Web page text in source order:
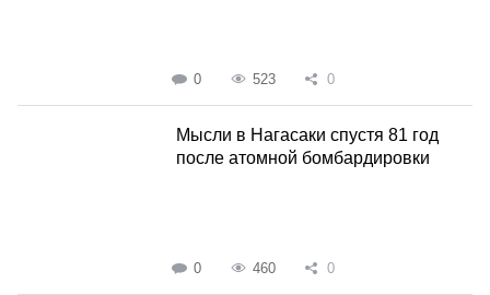
0 523 0
Мысли в Нагасаки спустя 81 год
после атомной бомбардировки
0 460 0